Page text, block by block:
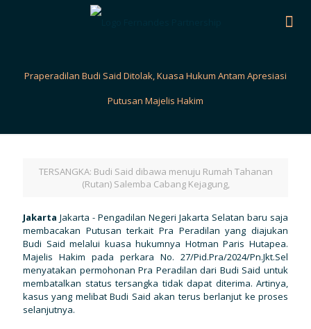
Praperadilan Budi Said Ditolak, Kuasa Hukum Antam Apresiasi
Putusan Majelis Hakim
TERSANGKA: Budi Said dibawa menuju Rumah Tahanan
(Rutan) Salemba Cabang Kejagung,
Jakarta Jakarta - Pengadilan Negeri Jakarta Selatan baru saja
membacakan Putusan terkait Pra Peradilan yang diajukan
Budi Said melalui kuasa hukumnya Hotman Paris Hutapea.
Majelis Hakim pada perkara No. 27/Pid.Pra/2024/Pn.Jkt.Sel
menyatakan permohonan Pra Peradilan dari Budi Said untuk
membatalkan status tersangka tidak dapat diterima. Artinya,
kasus yang melibat Budi Said akan terus berlanjut ke proses
selanjutnya.